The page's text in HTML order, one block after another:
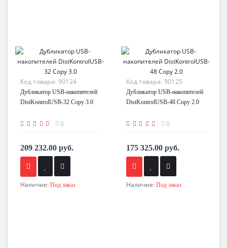
Код товара: 90124
Дубликатор USB-накопителей
DistKontrolUSB-32 Copy 3.0
0
209 232.00 руб.
Наличие: Под заказ
Код товара: 90125
Дубликатор USB-накопителей
DistKontrolUSB-48 Copy 2.0
0
175 325.00 руб.
Наличие: Под заказ